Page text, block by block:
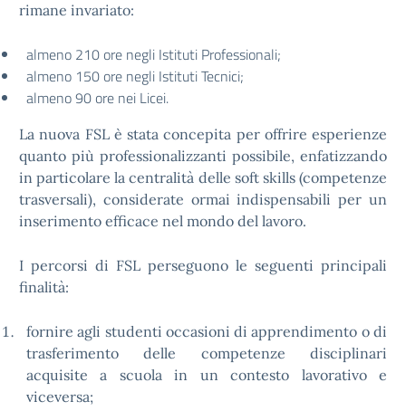
rimane invariato:
almeno 210 ore negli Istituti Professionali;
almeno 150 ore negli Istituti Tecnici;
almeno 90 ore nei Licei.
La nuova FSL è stata concepita per offrire esperienze
quanto più professionalizzanti possibile, enfatizzando
in particolare la centralità delle soft skills (competenze
trasversali), considerate ormai indispensabili per un
inserimento efficace nel mondo del lavoro.
I percorsi di FSL perseguono le seguenti principali
finalità:
fornire agli studenti occasioni di apprendimento o di
trasferimento delle competenze disciplinari
acquisite a scuola in un contesto lavorativo e
viceversa;